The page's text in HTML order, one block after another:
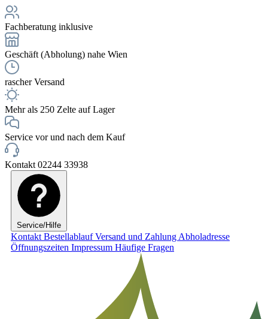
Fachberatung inklusive
Geschäft (Abholung) nahe Wien
rascher Versand
Mehr als 250 Zelte auf Lager
Service vor und nach dem Kauf
Kontakt 02244 33938
Service/Hilfe
Kontakt BestellablaufVersand und Zahlung Abholadresse
Öffnungszeiten Impressum Häufige Fragen